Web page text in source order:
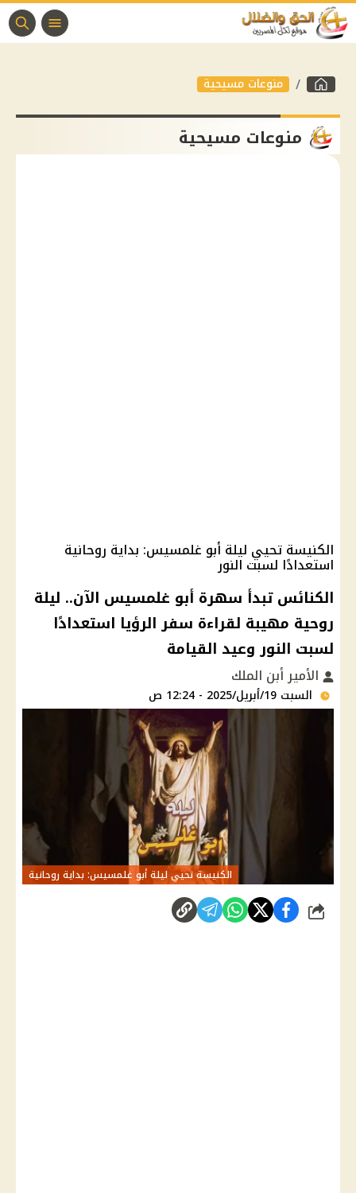
منوعات مسيحية
منوعات مسيحية
الكنيسة تحيي ليلة أبو غلمسيس: بداية روحانية
استعدادًا لسبت النور
الكنائس تبدأ سهرة أبو غلمسيس الآن.. ليلة
روحية مهيبة لقراءة سفر الرؤيا استعدادًا
لسبت النور وعيد القيامة
الأمير أبن الملك
السبت 19/أبريل/2025 - 12:24 ص
الكنيسة تحيي ليلة أبو غلمسيس: بداية روحانية
شارك